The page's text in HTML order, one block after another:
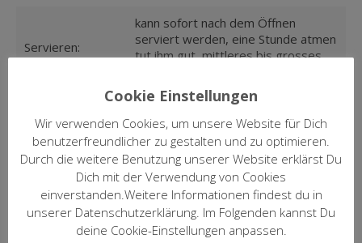
Servieren:
kann sofort nach dem Öffnen
serviert werden, eine Stunde atmen
tut ihm gut, mittleres bis grosses
Speisen:
geröstete und gebratene
Fleischgerichte, etwa Lamm oder
auch Schwein
Kommentar:
Familie Saurel bewirtschaftet die
Domaine seit 2010 biodynamisch
und überzeugt mit veganen Weinen,
die im Keller traditionell in
Betontanks mit Spontangärung
Cookie Einstellungen
Wir verwenden Cookies, um unsere Website für Dich
benutzerfreundlicher zu gestalten und zu optimieren.
Durch die weitere Benutzung unserer Website erklärst Du
Dich mit der Verwendung von Cookies
einverstanden.Weitere Informationen findest du in
unserer Datenschutzerklärung. Im Folgenden kannst Du
deine Cookie-Einstellungen anpassen.